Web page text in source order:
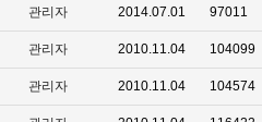
관리자 2014.07.01 97011
관리자 2010.11.04 104099
관리자 2010.11.04 104574